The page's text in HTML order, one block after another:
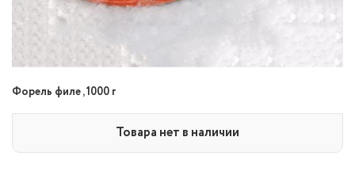
Форель филе , 1000 г
Товара нет в наличии